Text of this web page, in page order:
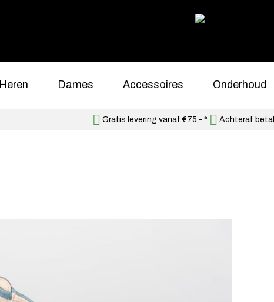
Heren Dames Accessoires Onderhoud
Gratis levering vanaf €75,- * Achteraf